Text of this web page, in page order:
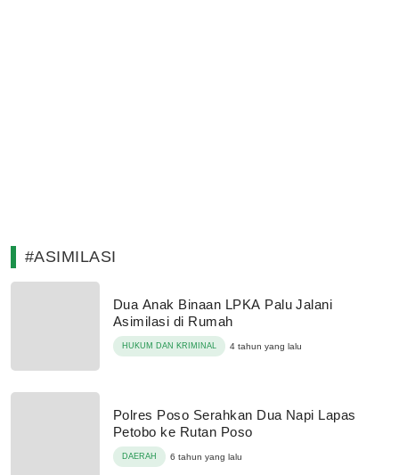
#ASIMILASI
Dua Anak Binaan LPKA Palu Jalani
Asimilasi di Rumah
HUKUM DAN KRIMINAL 4 tahun yang lalu
Polres Poso Serahkan Dua Napi Lapas
Petobo ke Rutan Poso
DAERAH 6 tahun yang lalu